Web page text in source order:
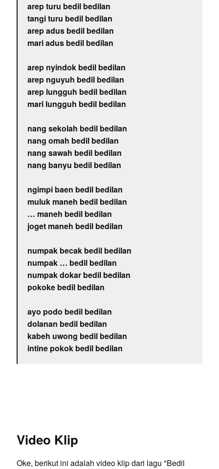
arep turu bedil bedilan
tangi turu bedil bedilan
arep adus bedil bedilan
mari adus bedil bedilan
arep nyindok bedil bedilan
arep nguyuh bedil bedilan
arep lungguh bedil bedilan
mari lungguh bedil bedilan
nang sekolah bedil bedilan
nang omah bedil bedilan
nang sawah bedil bedilan
nang banyu bedil bedilan
ngimpi baen bedil bedilan
muluk maneh bedil bedilan
… maneh bedil bedilan
joget maneh bedil bedilan
numpak becak bedil bedilan
numpak … bedil bedilan
numpak dokar bedil bedilan
pokoke bedil bedilan
ayo podo bedil bedilan
dolanan bedil bedilan
kabeh uwong bedil bedilan
intine pokok bedil bedilan
Video Klip
Oke, berikut ini adalah video klip dari lagu "Bedil